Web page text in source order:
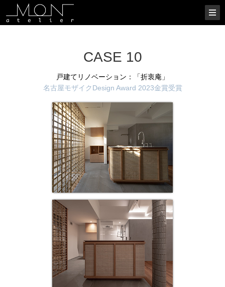
CASE 10
戸建てリノベーション：「折衷庵」
名古屋モザイクDesign Award 2023金賞受賞